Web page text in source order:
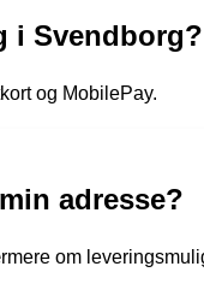
i Svendborg?
og MobilePay.
adresse?
om